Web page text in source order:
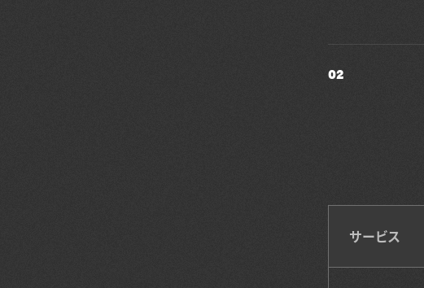
02
サービス